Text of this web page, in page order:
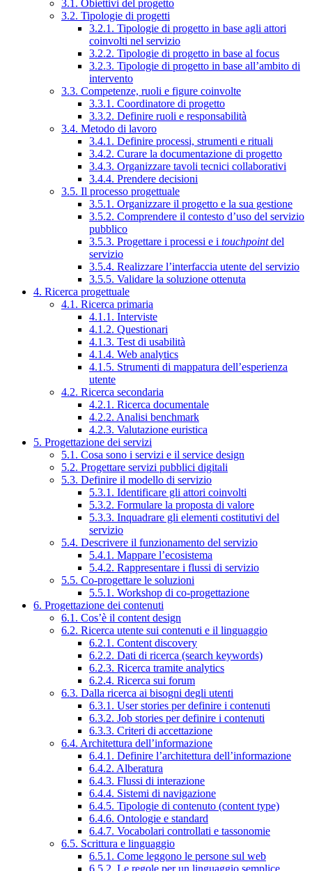
3.1. Obiettivi del progetto
3.2. Tipologie di progetti
3.2.1. Tipologie di progetto in base agli attori
coinvolti nel servizio
3.2.2. Tipologie di progetto in base al focus
3.2.3. Tipologie di progetto in base all’ambito di
intervento
3.3. Competenze, ruoli e figure coinvolte
3.3.1. Coordinatore di progetto
3.3.2. Definire ruoli e responsabilità
3.4. Metodo di lavoro
3.4.1. Definire processi, strumenti e rituali
3.4.2. Curare la documentazione di progetto
3.4.3. Organizzare tavoli tecnici collaborativi
3.4.4. Prendere decisioni
3.5. Il processo progettuale
3.5.1. Organizzare il progetto e la sua gestione
3.5.2. Comprendere il contesto d’uso del servizio
pubblico
3.5.3. Progettare i processi e i touchpointdel
servizio
3.5.4. Realizzare l’interfaccia utente del servizio
3.5.5. Validare la soluzione ottenuta
4. Ricerca progettuale
4.1. Ricerca primaria
4.1.1. Interviste
4.1.2. Questionari
4.1.3. Test di usabilità
4.1.4. Web analytics
4.1.5. Strumenti di mappatura dell’esperienza
utente
4.2. Ricerca secondaria
4.2.1. Ricerca documentale
4.2.2. Analisi benchmark
4.2.3. Valutazione euristica
5. Progettazione dei servizi
5.1. Cosa sono i servizi e il service design
5.2. Progettare servizi pubblici digitali
5.3. Definire il modello di servizio
5.3.1. Identificare gli attori coinvolti
5.3.2. Formulare la proposta di valore
5.3.3. Inquadrare gli elementi costitutivi del
servizio
5.4. Descrivere il funzionamento del servizio
5.4.1. Mappare l’ecosistema
5.4.2. Rappresentare i flussi di servizio
5.5. Co-progettare le soluzioni
5.5.1. Workshop di co-progettazione
6. Progettazione dei contenuti
6.1. Cos’è il content design
6.2. Ricerca utente sui contenuti e il linguaggio
6.2.1. Content discovery
6.2.2. Dati di ricerca (search keywords)
6.2.3. Ricerca tramite analytics
6.2.4. Ricerca sui forum
6.3. Dalla ricerca ai bisogni degli utenti
6.3.1. User stories per definire i contenuti
6.3.2. Job stories per definire i contenuti
6.3.3. Criteri di accettazione
6.4. Architettura dell’informazione
6.4.1. Definire l’architettura dell’informazione
6.4.2. Alberatura
6.4.3. Flussi di interazione
6.4.4. Sistemi di navigazione
6.4.5. Tipologie di contenuto (content type)
6.4.6. Ontologie e standard
6.4.7. Vocabolari controllati e tassonomie
6.5. Scrittura e linguaggio
6.5.1. Come leggono le persone sul web
6.5.2. Le regole per un linguaggio semplice